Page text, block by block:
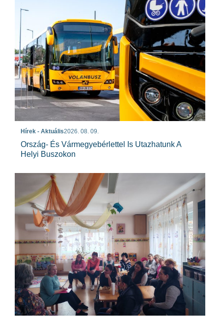
Hírek - Aktuális2026. 08. 09.
Ország- És Vármegyebérlettel Is Utazhatunk A
Helyi Buszokon